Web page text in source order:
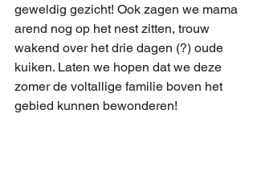
geweldig gezicht! Ook zagen we mama
arend nog op het nest zitten, trouw
wakend over het drie dagen (?) oude
kuiken. Laten we hopen dat we deze
zomer de voltallige familie boven het
gebied kunnen bewonderen!